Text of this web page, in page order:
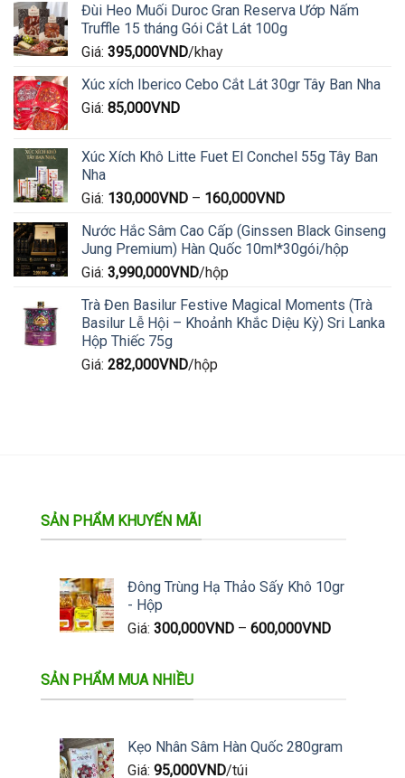
Đùi Heo Muối Duroc Gran Reserva Ướp Nấm
Truffle 15 tháng Gói Cắt Lát 100g
Giá: 395,000VND/khay
Xúc xích Iberico Cebo Cắt Lát 30gr Tây Ban Nha
Giá: 85,000VND
Xúc Xích Khô Litte Fuet El Conchel 55g Tây Ban
Nha
Giá: 130,000VND – 160,000VND
Nước Hắc Sâm Cao Cấp (Ginssen Black Ginseng
Jung Premium) Hàn Quốc 10ml*30gói/hộp
Giá: 3,990,000VND/hộp
Trà Đen Basilur Festive Magical Moments (Trà
Basilur Lễ Hội – Khoảnh Khắc Diệu Kỳ) Sri Lanka
Hộp Thiếc 75g
Giá: 282,000VND/hộp
SẢN PHẨM KHUYẾN MÃI
Đông Trùng Hạ Thảo Sấy Khô 10gr
- Hộp
Giá: 300,000VND– 600,000VND
SẢN PHẨM MUA NHIỀU
Kẹo Nhân Sâm Hàn Quốc 280gram
Giá: 95,000VND/túi